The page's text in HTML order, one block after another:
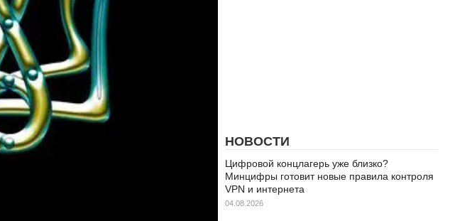
НОВОСТИ
Цифровой концлагерь уже близко?
Минцифры готовит новые правила контроля
VPN и интернета
04.08.2026